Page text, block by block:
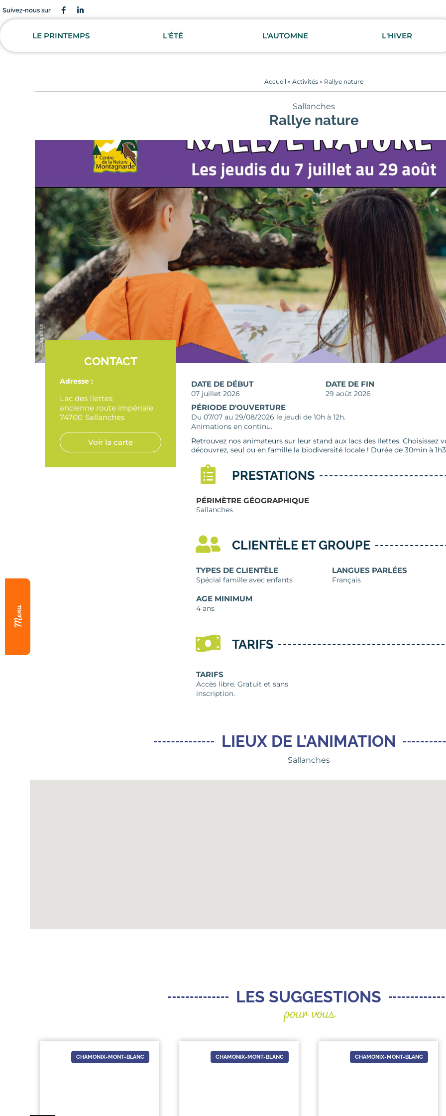
Suivez-nous sur
LE PRINTEMPS L'ÉTÉ L'AUTOMNE L'HIVER
Accueil » Activités » Rallye nature
Sallanches
Rallye nature
CONTACT
Adresse :
Lac des Ilettes
ancienne route impériale
74700 Sallanches
Voir la carte
DATE DE DÉBUT
07 juillet 2026
DATE DE FIN
29 août 2026
PÉRIODE D'OUVERTURE
Du 07/07 au 29/08/2026 le jeudi de 10h à 12h.
Animations en continu.
Retrouvez nos animateurs sur leur stand aux lacs des Ilettes.
découvrez, seul ou en famille la biodiversité locale ! Durée de 30min à
PRESTATIONS
PÉRIMÈTRE GÉOGRAPHIQUE
Sallanches
CLIENTÈLE ET GROUPE
TYPES DE CLIENTÈLE
Spécial famille avec enfants
AGE MINIMUM
4 ans
LANGUES PARLÉES
Français
TARIFS
TARIFS
Accès libre. Gratuit et sans
inscription.
LIEUX DE L’ANIMATION
Sallanches
LES SUGGESTIONS
pour vous
CHAMONIX-MONT-BLANC CHAMONIX-MONT-BLANC CHAMONIX-MONT-BLANC